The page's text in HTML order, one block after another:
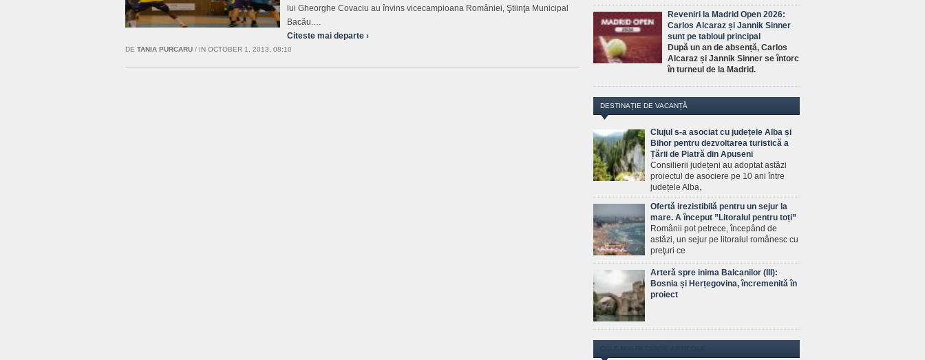
lui Gheorghe Covaciu au învins vicecampioana României, Ştiinţa Municipal
Bacău.…
Citeste mai departe ›
DE TANIA PURCARU / IN OCTOBER 1, 2013, 08:10
Reveniri la Madrid Open 2026:
Carlos Alcaraz și Jannik Sinner
sunt pe tabloul principal
După un an de absență, Carlos
Alcaraz și Jannik Sinner se întorc
în turneul de la Madrid.
DESTINAȚIE DE VACANȚĂ
Clujul s-a asociat cu județele Alba și
Bihor pentru dezvoltarea turistică a
Țării de Piatră din Apuseni
Consilierii județeni au adoptat astăzi
proiectul de asociere pe 10 ani între
județele Alba,
Ofertă irezistibilă pentru un sejur la
mare. A început ”Litoralul pentru toți”
Românii pot petrece, începând de
astăzi, un sejur pe litoralul românesc cu
preţuri ce
Arteră spre inima Balcanilor (III):
Bosnia și Herțegovina, încremenită în
proiect